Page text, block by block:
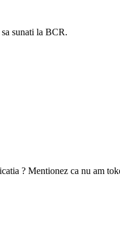
sunati la BCR.
? Mentionez ca nu am